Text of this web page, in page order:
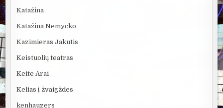
Katažina
Katažina Nemycko
Kazimieras Jakutis
Keistuolių teatras
Keite Arai
Kelias į žvaigždes
kenhauzers